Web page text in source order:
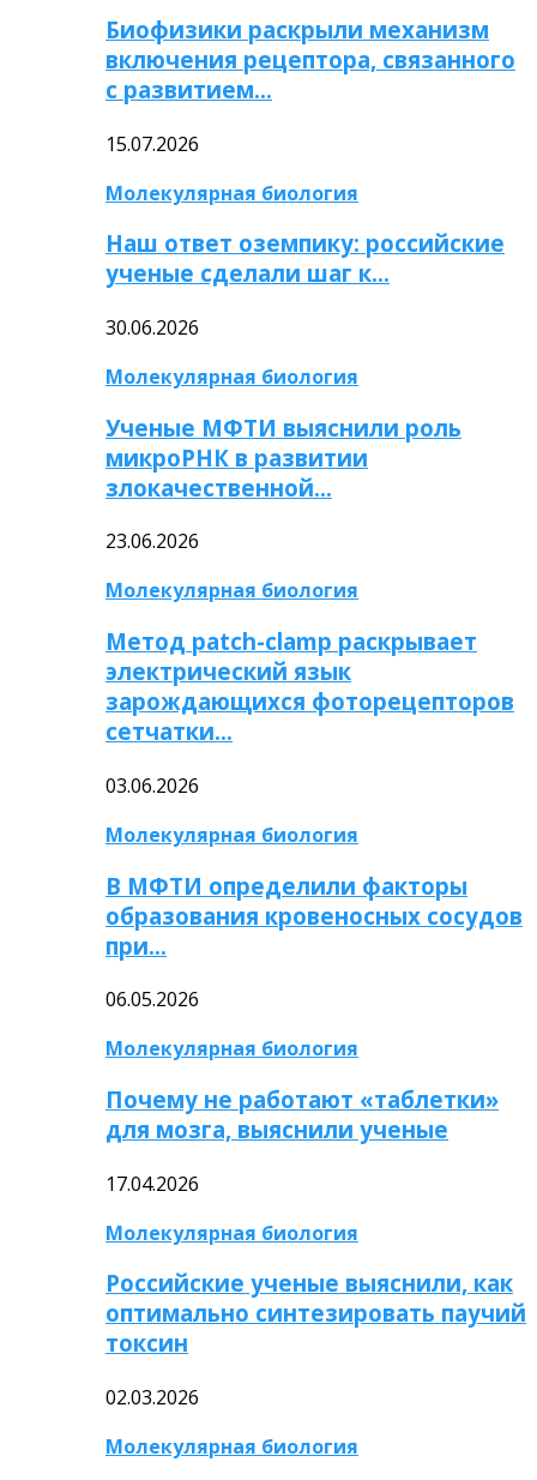
Биофизики раскрыли механизм
включения рецептора, связанного
с развитием…
15.07.2026
Молекулярная биология
Наш ответ оземпику: российские
ученые сделали шаг к…
30.06.2026
Молекулярная биология
Ученые МФТИ выяснили роль
микроРНК в развитии
злокачественной…
23.06.2026
Молекулярная биология
Метод patch-clamp раскрывает
электрический язык
зарождающихся фоторецепторов
сетчатки…
03.06.2026
Молекулярная биология
В МФТИ определили факторы
образования кровеносных сосудов
при…
06.05.2026
Молекулярная биология
Почему не работают «таблетки»
для мозга, выяснили ученые
17.04.2026
Молекулярная биология
Российские ученые выяснили, как
оптимально синтезировать паучий
токсин
02.03.2026
Молекулярная биология